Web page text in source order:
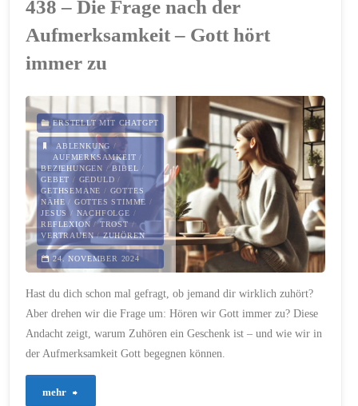
438 – Die Frage nach der
Aufmerksamkeit – Gott hört
immer zu
ERSTELLT MIT CHATGPT
ABLENKUNG /
AUFMERKSAMKEIT /
BEZIEHUNGEN /BIBEL /
GEBET / GEDULD /
GETHSEMANE / GOTTES
NÄHE / GOTTES STIMME /
JESUS / NACHFOLGE /
REFLEXION /TROST /
VERTRAUEN/ZUHÖREN
24. NOVEMBER 2024
Hast du dich schon mal gefragt, ob jemand dir wirklich zuhört?
Aber drehen wir die Frage um: Hören wir Gott immer zu? Diese
Andacht zeigt, warum Zuhören ein Geschenk ist – und wie wir in
der Aufmerksamkeit Gott begegnen können.
mehr